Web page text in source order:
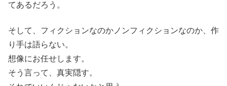
てあるだろう。
そして、フィクションなのかノンフィクションなのか、作
り手は語らない。
想像にお任せします。
そう言って、真実隠す。